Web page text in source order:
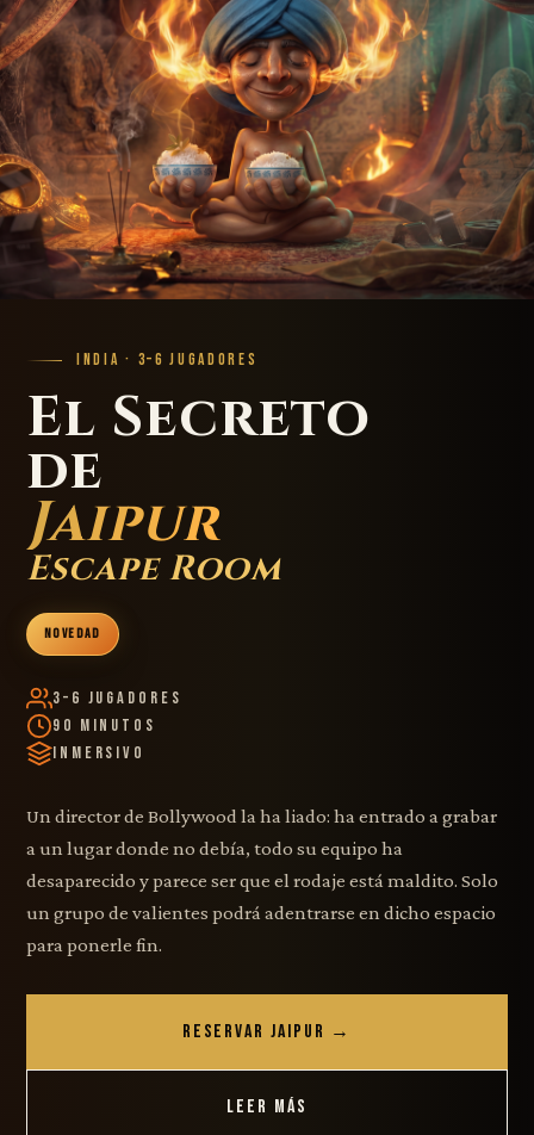
INDIA · 3–6 JUGADORES
El Secreto
de
Jaipur
Escape Room
NOVEDAD
3–6 Jugadores
90 Minutos
Inmersivo
Un director de Bollywood la ha liado: ha entrado a grabar
a un lugar donde no debía, todo su equipo ha
desaparecido y parece ser que el rodaje está maldito. Solo
un grupo de valientes podrá adentrarse en dicho espacio
para ponerle fin.
RESERVAR JAIPUR →
LEER MÁS